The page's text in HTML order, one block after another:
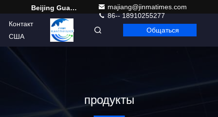
Beijing Guangtian Runze Technology Co., Ltd.
majiang@jinmatimes.com
86-- 18910255277
Контакт
США
Russian Общаться
продукты